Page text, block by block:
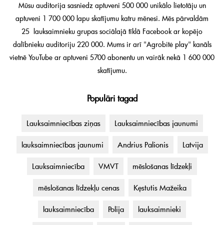
Mūsu auditorija sasniedz aptuveni 500 000 unikālo lietotāju un
aptuveni 1 700 000 lapu skatījumu katru mēnesi. Mēs pārvaldām
25 lauksaimnieku grupas sociālajā tīklā Facebook ar kopējo
dalībnieku auditoriju 220 000. Mums ir arī "Agrobitė play" kanāls
vietnē YouTube ar aptuveni 5700 abonentu un vairāk nekā 1 600 000
skatījumu.
Populāri tagad
Lauksaimniecības ziņas Lauksaimniecības jaunumi
lauksaimniecības jaunumi Andrius Palionis Latvija
Lauksaimniecība VMVT mēslošanas līdzekļi
mēslošanas līdzekļu cenas Kęstutis Mažeika
lauksaimniecība Polija lauksaimnieki